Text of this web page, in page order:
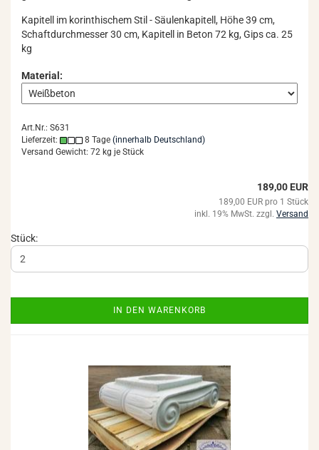
Ka­pi­tell im ko­rin­thi­schem Stil - Säu­len­ka­pi­tell, Höhe 39 cm,
Schaft­durch­mes­ser 30 cm, Ka­pi­tell in Beton 72 kg, Gips ca. 25
kg
Material:
Art.Nr.: S631
Lieferzeit:
8 Tage (innerhalb Deutschland)
Versand Gewicht: 72 kg je Stück
189,00 EUR
189,00 EUR pro 1 Stück
inkl. 19% MwSt. zzgl. Versand
Stück:
IN DEN WARENKORB